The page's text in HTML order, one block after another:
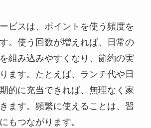
ビスは、ポイントを使う頻度を
。使う回数が増えれば、日常の
組み込みやすくなり、節約の実
ます。たとえば、ランチ代や日
的に充当できれば、無理なく家
ます。頻繁に使えることは、習
もつながります。